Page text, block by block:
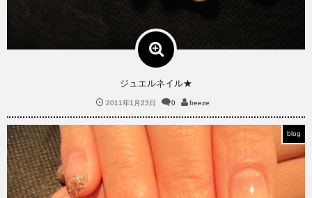
ジュエルネイル★
2011年1月23日 0 freeze
blog